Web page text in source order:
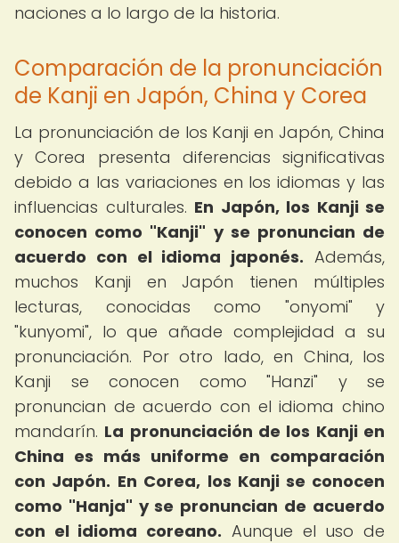
naciones a lo largo de la historia.
Comparación de la pronunciación
de Kanji en Japón, China y Corea
La pronunciación de los Kanji en Japón, China
y Corea presenta diferencias significativas
debido a las variaciones en los idiomas y las
influencias culturales. En Japón, los Kanji se
conocen como "Kanji" y se pronuncian de
acuerdo con el idioma japonés. Además,
muchos Kanji en Japón tienen múltiples
lecturas, conocidas como "onyomi" y
"kunyomi", lo que añade complejidad a su
pronunciación. Por otro lado, en China, los
Kanji se conocen como "Hanzi" y se
pronuncian de acuerdo con el idioma chino
mandarín. La pronunciación de los Kanji en
China es más uniforme en comparación
con Japón. En Corea, los Kanji se conocen
como "Hanja" y se pronuncian de acuerdo
con el idioma coreano. Aunque el uso de